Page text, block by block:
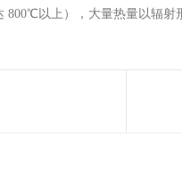
以上），大量热量以辐